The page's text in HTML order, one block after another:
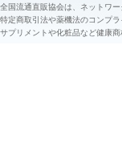
全国流通直販協会は、ネットワ
特定商取引法や薬機法のコンプ
サプリメントや化粧品など健康